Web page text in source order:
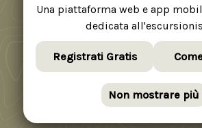
Una piattaforma web e app
dedicata
Registrati Gratis
Non mostrare più